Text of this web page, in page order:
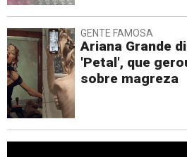
GENTE FAMOSA
Ariana Grande
'Petal', que
sobre magreza